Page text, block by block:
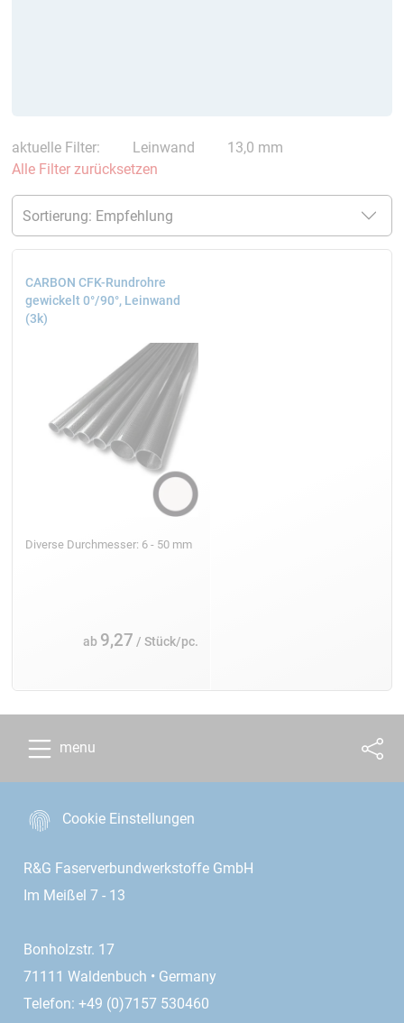
aktuelle Filter: Leinwand
13,0 mm
Alle Filter zurücksetzen
CARBON CFK-Rundrohre
gewickelt 0°/90°, Leinwand
(3k)
Diverse Durchmesser: 6 - 50 mm
ab 9,27 / Stück/pc.
menu
Cookie Einstellungen
R&G Faserverbundwerkstoffe GmbH
Im Meißel 7 - 13
Bonholzstr. 17
71111 Waldenbuch • Germany
Telefon: +49 (0)7157 530460